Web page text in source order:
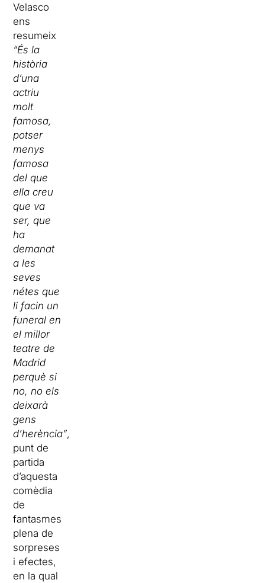
Velasco
ens
resumeix
“És la
història
d’una
actriu
molt
famosa,
potser
menys
famosa
del que
ella creu
que va
ser, que
ha
demanat
a les
seves
nétes que
li facin un
funeral en
el millor
teatre de
Madrid
perquè si
no, no els
deixarà
gens
d’herència”,
punt de
partida
d’aquesta
comèdia
de
fantasmes
plena de
sorpreses
i efectes,
en la qual